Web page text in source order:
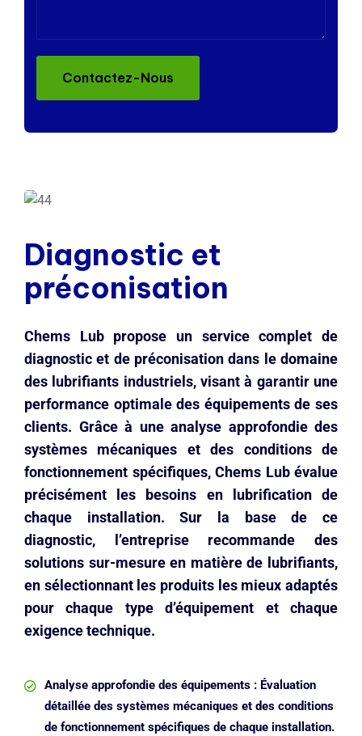
Diagnostic et
préconisation
Chems Lub propose un service complet de
diagnostic et de préconisation dans le domaine
des lubrifiants industriels, visant à garantir une
performance optimale des équipements de ses
clients. Grâce à une analyse approfondie des
systèmes mécaniques et des conditions de
fonctionnement spécifiques, Chems Lub évalue
précisément les besoins en lubrification de
chaque installation. Sur la base de ce
diagnostic, l’entreprise recommande des
solutions sur-mesure en matière de lubrifiants,
en sélectionnant les produits les mieux adaptés
pour chaque type d’équipement et chaque
exigence technique.
Analyse approfondie des équipements : Évaluation
détaillée des systèmes mécaniques et des conditions
de fonctionnement spécifiques de chaque installation.